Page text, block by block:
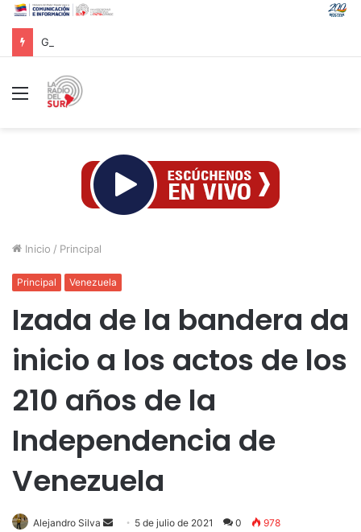
Menú
Inicio / Principal
Principal Venezuela
Izada de la bandera da
inicio a los actos de los
210 años de la
Independencia de
Venezuela
Alejandro Silva
Send 5 de julio de 2021 0 978